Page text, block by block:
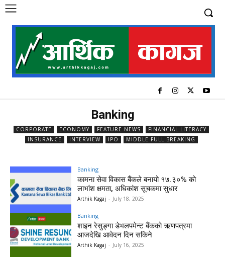
Banking
CORPORATE ECONOMY FEATURE NEWS
FINANCIAL LITERACY
INSURANCE
INTERVIEW IPO MIDDLE FULL BREAKING
Banking
कामना सेवा विकास बैंकले बनायो १७.३०% को
लाभांश क्षमता, अधिकांश सूचकमा सुधार
Arthik Kagaj - July 18, 2025
Banking
शाइन रेसुङ्गा डेभलपमेन्ट बैंकको ऋणपत्रमा
आजदेखि आवेदन दिन सकिने
Arthik Kagaj - July 16, 2025